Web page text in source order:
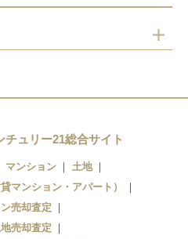
ュリー21総合サイト
マンション
土地
マンション・アパート）
売却査定
売却査定